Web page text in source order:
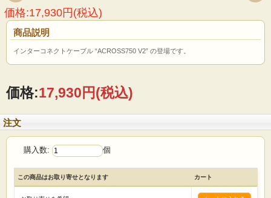
価格:17,930円(税込)
商品説明
インターコネクトケーブル “ACROSS750 V2” の登場です。
価格:17,930円(税込)
注文
購入数: 個
この商品はお取り寄せとなります カート